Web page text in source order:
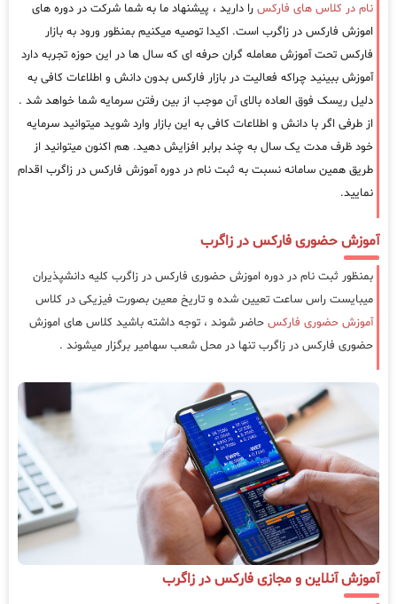
نام در کلاس های فارکس را دارید ، پیشنهاد ما به شما شرکت در دوره های
اموزش فارکس در زاگرب است. اکیدا توصیه میکنیم بمنظور ورود به بازار
فارکس تحت آموزش معامله گران حرفه ای که سال ها در این حوزه تجربه دارد
آموزش ببینید چراکه فعالیت در بازار فارکس بدون دانش و اطلاعات کافی به
دلیل ریسک فوق العاده بالای آن موجب از بین رفتن سرمایه شما خواهد شد .
از طرفی اگر با دانش و اطلاعات کافی به این بازار وارد شوید میتوانید سرمایه
خود ظرف مدت یک سال به چند برابر افزایش دهید. هم اکنون میتوانید از
طریق همین سامانه نسبت به ثبت نام در دوره آموزش فارکس در زاگرب اقدام
نمایید.
آموزش حضوری فارکس در زاگرب
بمنظور ثبت نام در دوره اموزش حضوری فارکس در زاگرب کلیه دانشپذیران
میبایست راس ساعت تعیین شده و تاریخ معین بصورت فیزیکی در کلاس
آموزش حضوری فارکس حاضر شوند ، توجه داشته باشید کلاس های اموزش
حضوری فارکس در زاگرب تنها در محل شعب سهامیر برگزار میشوند .
آموزش آنلاین و مجازی فارکس در زاگرب